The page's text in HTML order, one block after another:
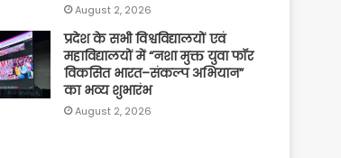
August 2, 2026
प्रदेश के सभी विश्वविद्यालयों एवं
महाविद्यालयों में “नशा मुक्त युवा फॉर
विकसित भारत–संकल्प अभियान”
का भव्य शुभारंभ
August 2, 2026